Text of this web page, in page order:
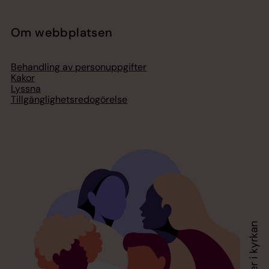
Om webbplatsen
Behandling av personuppgifter
Kakor
Lyssna
Tillgänglighetsredogörelse